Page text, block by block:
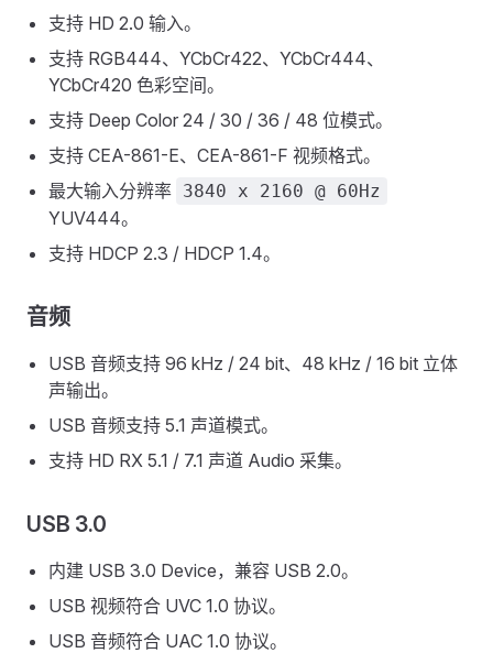
支持 HD 2.0 输入。
支持 RGB444、YCbCr422、YCbCr444、
YCbCr420 色彩空间。
支持 Deep Color 24 / 30 / 36 / 48 位模式。
支持 CEA-861-E、CEA-861-F 视频格式。
最大输入分辨率 3840 x 2160 @ 60Hz
YUV444。
支持 HDCP 2.3 / HDCP 1.4。
音频
USB 音频支持 96 kHz / 24 bit、48 kHz / 16 bit 立体
声输出。
USB 音频支持 5.1 声道模式。
支持 HD RX 5.1 / 7.1 声道 Audio 采集。
USB 3.0
内建 USB 3.0 Device，兼容 USB 2.0。
USB 视频符合 UVC 1.0 协议。
USB 音频符合 UAC 1.0 协议。